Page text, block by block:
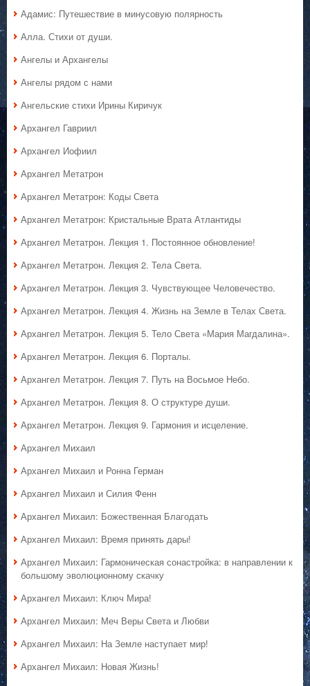
Адамис: Путешествие в минусовую полярность
Алла. Стихи от души.
Ангелы и Архангелы
Ангелы рядом с нами
Ангельские стихи Ирины Киричук
Архангел Гавриил
Архангел Иофиил
Архангел Метатрон
Архангел Метатрон: Коды Света
Архангел Метатрон: Кристальные Врата Атлантиды
Архангел Метатрон. Лекция 1. Постоянное обновление!
Архангел Метатрон. Лекция 2. Тела Света.
Архангел Метатрон. Лекция 3. Чувствующее Человечество.
Архангел Метатрон. Лекция 4. Жизнь на Земле в Телах Света.
Архангел Метатрон. Лекция 5. Тело Света «Мария Магдалина».
Архангел Метатрон. Лекция 6. Порталы.
Архангел Метатрон. Лекция 7. Путь на Восьмое Небо.
Архангел Метатрон. Лекция 8. О структуре души.
Архангел Метатрон. Лекция 9. Гармония и исцеление.
Архангел Михаил
Архангел Михаил и Ронна Герман
Архангел Михаил и Силия Фенн
Архангел Михаил: Божественная Благодать
Архангел Михаил: Время принять дары!
Архангел Михаил: Гармоническая сонастройка: в направлении к
большому эволюционному скачку
Архангел Михаил: Ключ Мира!
Архангел Михаил: Меч Веры Света и Любви
Архангел Михаил: На Земле наступает мир!
Архангел Михаил: Новая Жизнь!